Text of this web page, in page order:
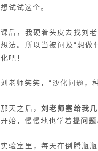
想试试这个。
课后，我硬着头皮去找刘
想法。所以当被问及“想做
化吧！
刘老师笑笑，“沙化问题，
那天之后， 刘老师塞给我
开始，慢慢地也学着提问
实验室里，每天在倒腾瓶